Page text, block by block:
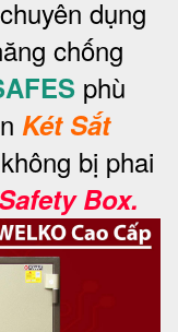
dụng
chống
phù
Két Sắt
bị phai
Box.